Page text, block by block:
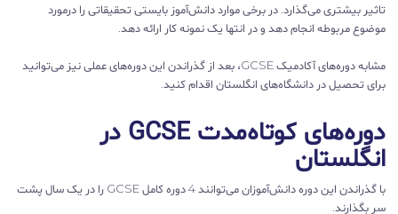
تاثیر بیشتری می‌گذارد. در برخی موارد دانش‌آموز بایستی تحقیقاتی را درمورد
موضوع مربوطه انجام دهد و در انتها یک نمونه کار ارائه دهد.
مشابه دوره‌های آکادمیک GCSE، بعد از گذراندن این دوره‌های عملی نیز می‌توانید
برای تحصیل در دانشگاه‌های انگلستان اقدام کنید.
دوره‌های کوتاه‌مدت GCSE در
انگلستان
با گذراندن این دوره دانش‌آموزان می‌توانند 4 دوره کامل GCSE را در یک سال پشت
سر بگذارند.